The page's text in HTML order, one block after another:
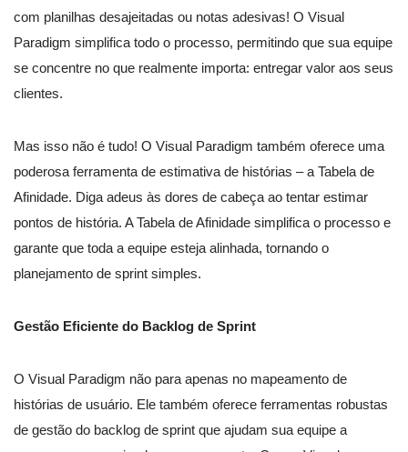
com planilhas desajeitadas ou notas adesivas! O Visual
Paradigm simplifica todo o processo, permitindo que sua equipe
se concentre no que realmente importa: entregar valor aos seus
clientes.
Mas isso não é tudo! O Visual Paradigm também oferece uma
poderosa ferramenta de estimativa de histórias – a Tabela de
Afinidade. Diga adeus às dores de cabeça ao tentar estimar
pontos de história. A Tabela de Afinidade simplifica o processo e
garante que toda a equipe esteja alinhada, tornando o
planejamento de sprint simples.
Gestão Eficiente do Backlog de Sprint
O Visual Paradigm não para apenas no mapeamento de
histórias de usuário. Ele também oferece ferramentas robustas
de gestão do backlog de sprint que ajudam sua equipe a